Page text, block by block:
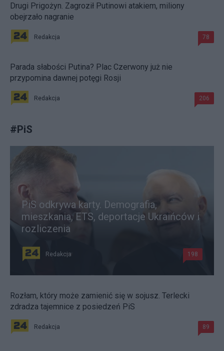
Drugi Prigożyn. Zagroził Putinowi atakiem, miliony
obejrzało nagranie
Redakcja 78
Parada słabości Putina? Plac Czerwony już nie
przypomina dawnej potęgi Rosji
Redakcja 206
#PiS
PiS odkrywa karty. Demografia,
mieszkania, ETS, deportacje Ukraińców i
rozliczenia
Redakcja 198
Rozłam, który może zamienić się w sojusz. Terlecki
zdradza tajemnice z posiedzeń PiS
Redakcja 89